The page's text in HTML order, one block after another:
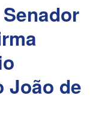
João de